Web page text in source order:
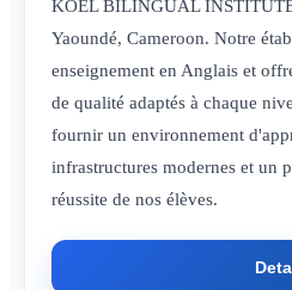
KOEL BILINGUAL
Yaoundé, Cameroon. Notre
enseignement en Anglais et
de qualité adaptés à chaque
fournir un environnement
infrastructures modernes et un
réussite de nos élèves.